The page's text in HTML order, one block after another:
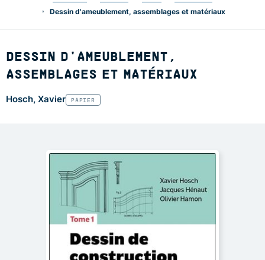
Dessin d'ameublement, assemblages et matériaux
DESSIN D'AMEUBLEMENT,
ASSEMBLAGES ET MATÉRIAUX
Hosch, Xavier PAPIER